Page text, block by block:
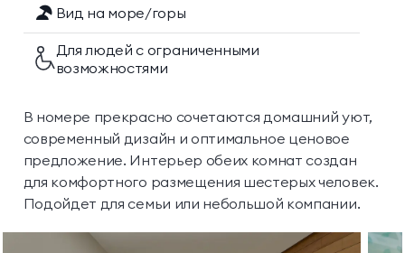
Вид на море/горы
Для людей с ограниченными
возможностями
В номере прекрасно сочетаются домашний уют,
современный дизайн и оптимальное ценовое
предложение. Интерьер обеих комнат создан
для комфортного размещения шестерых человек.
Подойдет для семьи или небольшой компании.